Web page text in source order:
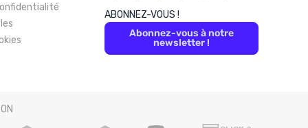
ABONNEZ-VOUS !
Abonnez-vous à notre
newsletter !